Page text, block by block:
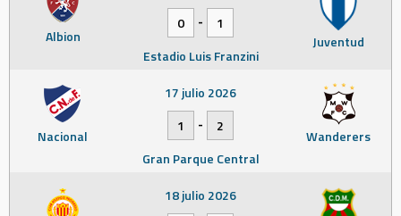
Albion Juventud
0
-
1
Estadio Luis Franzini
Nacional Wanderers
17 julio 2026
1
-
2
Gran Parque Central
18 julio 2026